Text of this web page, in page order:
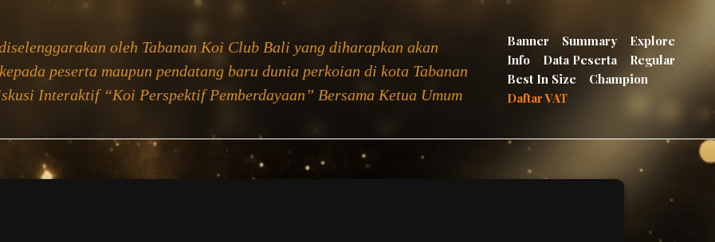
oleh Tabanan Koi Club Bali yang diharapkan akan
peserta maupun pendatang baru dunia perkoian di kota Tabanan
Interaktif “Koi Perspektif Pemberdayaan” Bersama Ketua Umum
Banner Summary
Explore
Info
Data Peserta
Regular
Best In Size
Champion
Daftar VAT